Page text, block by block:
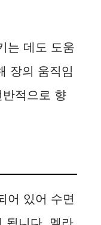
는 데도 도움
장의 움직임
적으로 향
어 있어 수면